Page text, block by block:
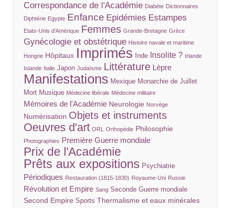
Correspondance de l'Académie Diabète Dictionnaires
Diphtérie Egypte Enfance Epidémies Estampes
Etats-Unis d'Amérique Femmes Grande-Bretagne Grèce
Gynécologie et obstétrique Histoire navale et maritime
Hongrie Hôpitaux Imprimés Inde Insolite ? Irlande
Islande Italie Japon Judaïsme Littérature Lèpre
Manifestations Mexique Monarchie de Juillet
Mort Musique Médecine libérale Médecine militaire
Mémoires de l'Académie Neurologie Norvège
Numérisation Objets et instruments
Oeuvres d'art ORL Orthopédie Philosophie
Photographies Première Guerre mondiale
Prix de l'Académie
Prêts aux expositions Psychiatrie
Périodiques Restauration (1815-1830) Royaume-Uni Russie
Révolution et Empire Sang Seconde Guerre mondiale
Second Empire Sports Thermalisme et eaux minérales